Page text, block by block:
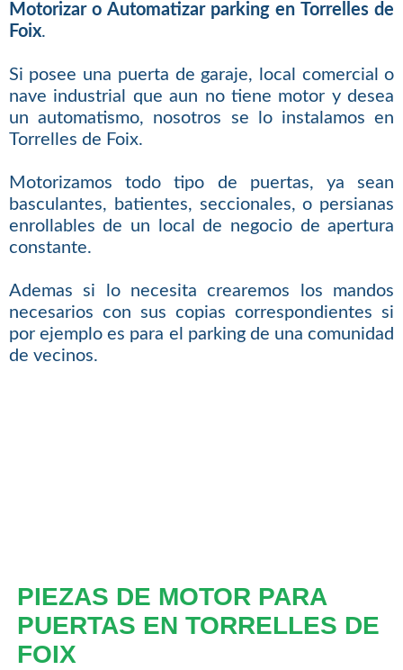
Motorizar o Automatizar parking en Torrelles de
Foix.
Si posee una puerta de garaje, local comercial o
nave industrial que aun no tiene motor y desea
un automatismo, nosotros se lo instalamos en
Torrelles de Foix.
Motorizamos todo tipo de puertas, ya sean
basculantes, batientes, seccionales, o persianas
enrollables de un local de negocio de apertura
constante.
Ademas si lo necesita crearemos los mandos
necesarios con sus copias correspondientes si
por ejemplo es para el parking de una comunidad
de vecinos.
PIEZAS DE MOTOR PARA
PUERTAS EN TORRELLES DE
FOIX